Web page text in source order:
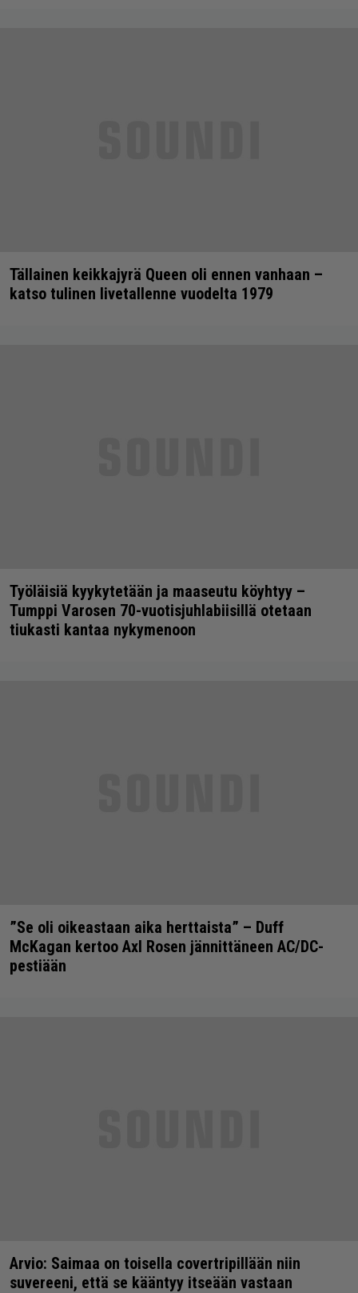
Tällainen keikkajyrä Queen oli ennen vanhaan –
katso tulinen livetallenne vuodelta 1979
Työläisiä kyykytetään ja maaseutu köyhtyy –
Tumppi Varosen 70-vuotisjuhlabiisillä otetaan
tiukasti kantaa nykymenoon
”Se oli oikeastaan aika herttaista” – Duff
McKagan kertoo Axl Rosen jännittäneen AC/DC-
pestiään
Arvio: Saimaa on toisella covertripillään niin
suvereeni, että se kääntyy itseään vastaan